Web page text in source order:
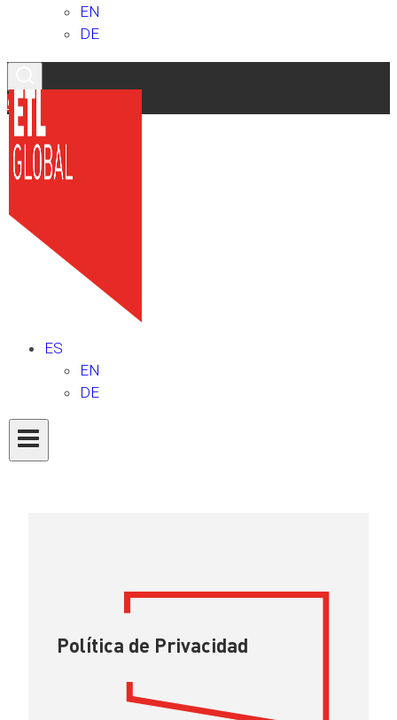
EN
DE
Contacto
ES
EN
DE
Política de Privacidad